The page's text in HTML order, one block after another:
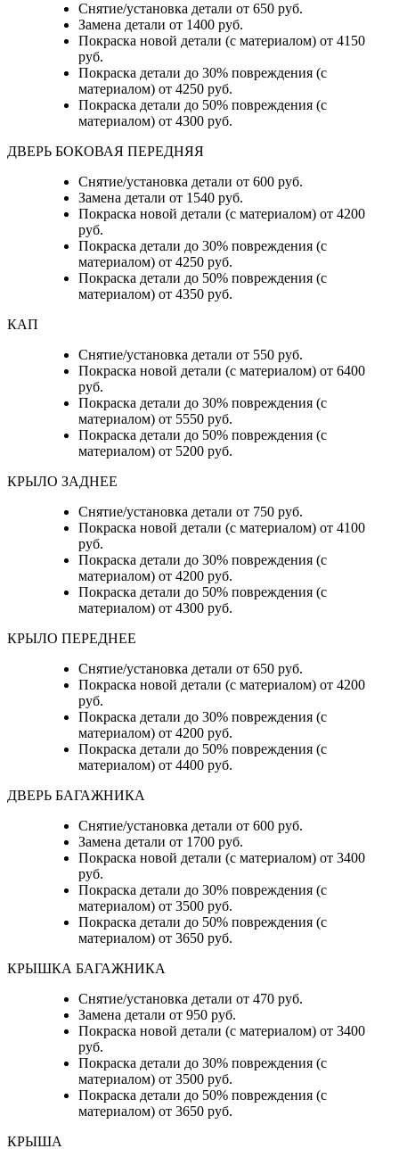
Снятие/установка детали от 650 руб.
Замена детали от 1400 руб.
Покраска новой детали (с материалом) от 4150
руб.
Покраска детали до 30% повреждения (с
материалом) от 4250 руб.
Покраска детали до 50% повреждения (с
материалом) от 4300 руб.
ДВЕРЬ БОКОВАЯ ПЕРЕДНЯЯ
Снятие/установка детали от 600 руб.
Замена детали от 1540 руб.
Покраска новой детали (с материалом) от 4200
руб.
Покраска детали до 30% повреждения (с
материалом) от 4250 руб.
Покраска детали до 50% повреждения (с
материалом) от 4350 руб.
КАП
Снятие/установка детали от 550 руб.
Покраска новой детали (с материалом) от 6400
руб.
Покраска детали до 30% повреждения (с
материалом) от 5550 руб.
Покраска детали до 50% повреждения (с
материалом) от 5200 руб.
КРЫЛО ЗАДНЕЕ
Снятие/установка детали от 750 руб.
Покраска новой детали (с материалом) от 4100
руб.
Покраска детали до 30% повреждения (с
материалом) от 4200 руб.
Покраска детали до 50% повреждения (с
материалом) от 4300 руб.
КРЫЛО ПЕРЕДНЕЕ
Снятие/установка детали от 650 руб.
Покраска новой детали (с материалом) от 4200
руб.
Покраска детали до 30% повреждения (с
материалом) от 4200 руб.
Покраска детали до 50% повреждения (с
материалом) от 4400 руб.
ДВЕРЬ БАГАЖНИКА
Снятие/установка детали от 600 руб.
Замена детали от 1700 руб.
Покраска новой детали (с материалом) от 3400
руб.
Покраска детали до 30% повреждения (с
материалом) от 3500 руб.
Покраска детали до 50% повреждения (с
материалом) от 3650 руб.
КРЫШКА БАГАЖНИКА
Снятие/установка детали от 470 руб.
Замена детали от 950 руб.
Покраска новой детали (с материалом) от 3400
руб.
Покраска детали до 30% повреждения (с
материалом) от 3500 руб.
Покраска детали до 50% повреждения (с
материалом) от 3650 руб.
КРЫША